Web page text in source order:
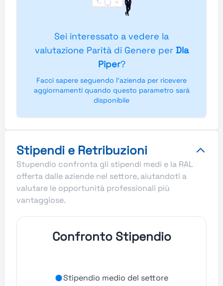
Sei interessato a vedere la
valutazione Parità di Genere per Dla
Piper?
Facci sapere seguendo l'azienda per ricevere
aggiornamenti quando questo parametro sarà
disponibile
Stipendi e Retribuzioni
Stupendio confronta gli stipendi medi e la RAL
offerta dalle aziende nel settore, aiutandoti a
valutare le opportunità professionali più
vantaggiose.
Confronto Stipendio
Stipendio medio del settore